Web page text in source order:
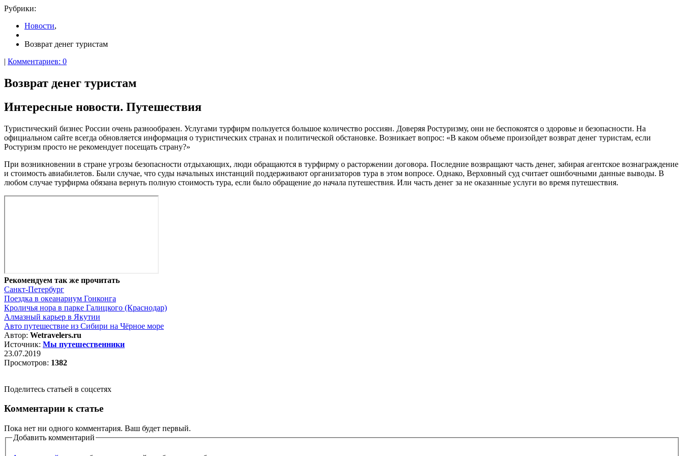
Рубрики:
Новости,
Возврат денег туристам
| Комментариев: 0
Возврат денег туристам
Интересные новости. Путешествия
Туристический бизнес России очень разнообразен. Услугами турфирм пользуется большое количество россиян. Доверяя Ростуризму, они не беспокоятся о здоровье и безопасности. На
официальном сайте всегда обновляется информация о туристических странах и политической обстановке. Возникает вопрос: «В каком объеме произойдет возврат денег туристам, если
Ростуризм просто не рекомендует посещать страну?»
При возникновении в стране угрозы безопасности отдыхающих, люди обращаются в турфирму о расторжении договора. Последние возвращают часть денег, забирая агентское вознаграждение
и стоимость авиабилетов. Были случае, что суды начальных инстанций поддерживают организаторов тура в этом вопросе. Однако, Верховный суд считает ошибочными данные выводы. В
любом случае турфирма обязана вернуть полную стоимость тура, если было обращение до начала путешествия. Или часть денег за не оказанные услуги во время путешествия.
Рекомендуем так же прочитать
Санкт-Петербург
Поездка в океанариум Гонконга
Кроличья нора в парке Галицкого (Краснодар)
Алмазный карьер в Якутии
Авто путешествие из Сибири на Чёрное море
Автор: Wetravelers.ru
Источник: Мы путешественники
23.07.2019
Просмотров: 1382
Поделитесь статьей в соцсетях
Комментарии к статье
Пока нет ни одного комментария. Ваш будет первый.
Добавить комментарий